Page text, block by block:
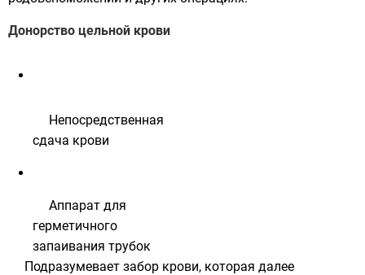
Донорство цельной крови
Непосредственная
сдача крови
Аппарат для
герметичного
запаивания трубок
Подразумевает забор крови, которая далее